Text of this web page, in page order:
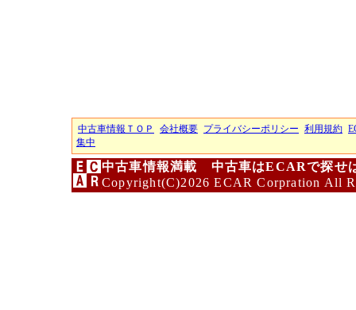
中古車情報ＴＯＰ 会社概要 プライバシーポリシー 利用規約
集中
中古車情報満載 中古車はECARで探せ
Copyright(C)2026 ECAR Corpration All